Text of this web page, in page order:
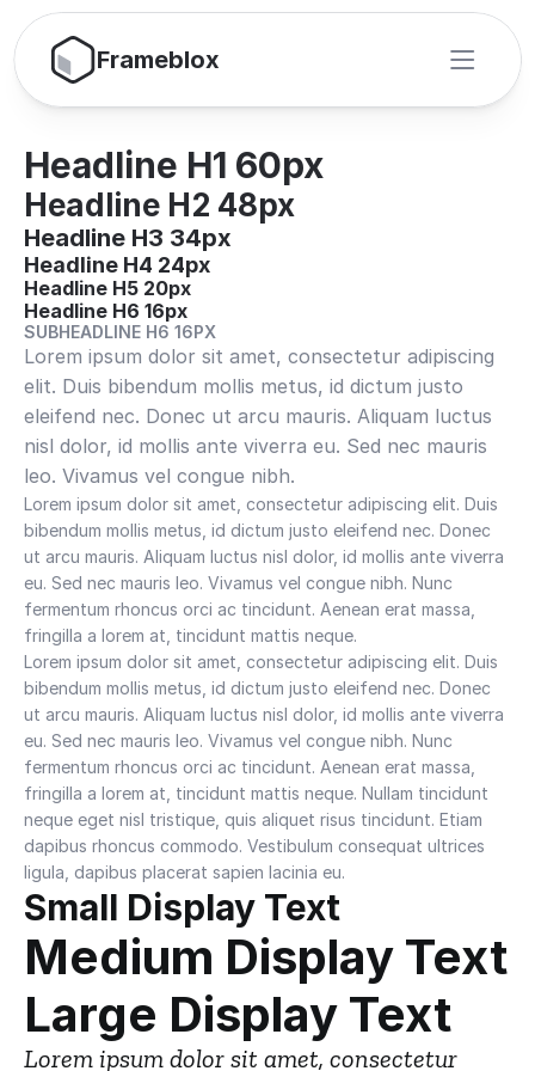
Frameblox
Headline H1 60px
Headline H2 48px
Headline H3 34px
Headline H4 24px
Headline H5 20px
Headline H6 16px
SUBHEADLINE H6 16PX
Lorem ipsum dolor sit amet, consectetur adipiscing
elit. Duis bibendum mollis metus, id dictum justo
eleifend nec. Donec ut arcu mauris. Aliquam luctus
nisl dolor, id mollis ante viverra eu. Sed nec mauris
leo. Vivamus vel congue nibh.
Lorem ipsum dolor sit amet, consectetur adipiscing elit. Duis
bibendum mollis metus, id dictum justo eleifend nec. Donec
ut arcu mauris. Aliquam luctus nisl dolor, id mollis ante viverra
eu. Sed nec mauris leo. Vivamus vel congue nibh. Nunc
fermentum rhoncus orci ac tincidunt. Aenean erat massa,
fringilla a lorem at, tincidunt mattis neque.
Lorem ipsum dolor sit amet, consectetur adipiscing elit. Duis
bibendum mollis metus, id dictum justo eleifend nec. Donec
ut arcu mauris. Aliquam luctus nisl dolor, id mollis ante viverra
eu. Sed nec mauris leo. Vivamus vel congue nibh. Nunc
fermentum rhoncus orci ac tincidunt. Aenean erat massa,
fringilla a lorem at, tincidunt mattis neque. Nullam tincidunt
neque eget nisl tristique, quis aliquet risus tincidunt. Etiam
dapibus rhoncus commodo. Vestibulum consequat ultrices
ligula, dapibus placerat sapien lacinia eu.
Small Display Text
Medium Display Text
Large Display Text
Lorem ipsum dolor sit amet, consectetur